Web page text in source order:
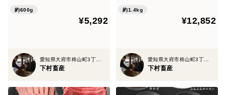
約600g
¥5,292
下村畜産
約1.4kg
¥12,852
下村畜産